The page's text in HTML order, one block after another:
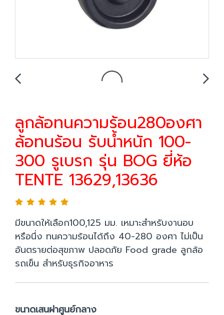
ลูกล้อทนความร้อน280องศา
ล้อทนร้อน รับน้ำหนัก 100-
300 รูเบรก รุ่น BOG ยี่ห้อ
TENTE 13629,13636
มีขนาดให้เลือก100,125 มม. เหมาะสำหรับงานอบ
หรือนึ่ง ทนความร้อนได้ถึง 40-280 องศา ไม่เป็น
อันตรายต่อสุขภาพ ปลอดภัย Food grade ลูกล้อ
รถเข็น สำหรับธุรกิจอาหาร
ขนาดเสนผ่าศูนย์กลาง